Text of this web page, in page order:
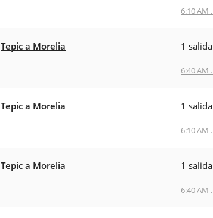
6:10 AM
Tepic a Morelia 1 salida
6:40 AM
Tepic a Morelia 1 salida
6:10 AM
Tepic a Morelia 1 salida
6:40 AM